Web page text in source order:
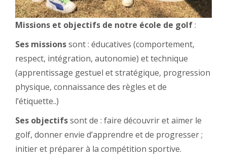
Missions et objectifs de notre école de golf:
Ses missionssont : éducatives (comportement,
respect, intégration, autonomie) et technique
(apprentissage gestuel et stratégique, progression
physique, connaissance des règles et de
l’étiquette..)
Ses objectifssont de : faire découvrir et aimer le
golf, donner envie d’apprendre et de progresser ;
initier et préparer à la compétition sportive.